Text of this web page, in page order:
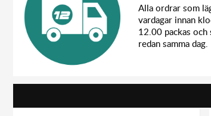
Alla ordrar som
vardagar innan
12.00 packas och
redan samma dag.